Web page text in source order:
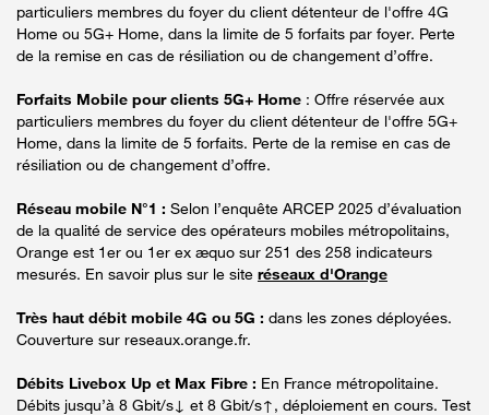
particuliers membres du foyer du client détenteur de l'offre 4G
Home ou 5G+ Home, dans la limite de 5 forfaits par foyer. Perte
de la remise en cas de résiliation ou de changement d’offre.
Forfaits Mobile pour clients 5G+ Home : Offre réservée aux
particuliers membres du foyer du client détenteur de l'offre 5G+
Home, dans la limite de 5 forfaits. Perte de la remise en cas de
résiliation ou de changement d’offre.
Réseau mobile N°1 : Selon l’enquête ARCEP 2025 d’évaluation
de la qualité de service des opérateurs mobiles métropolitains,
Orange est 1er ou 1er ex æquo sur 251 des 258 indicateurs
mesurés. En savoir plus sur le site réseaux d'Orange
Très haut débit mobile 4G ou 5G : dans les zones déployées.
Couverture sur reseaux.orange.fr.
Débits Livebox Up et Max Fibre : En France métropolitaine.
Débits jusqu’à 8 Gbit/s↓ et 8 Gbit/s↑, déploiement en cours. Test